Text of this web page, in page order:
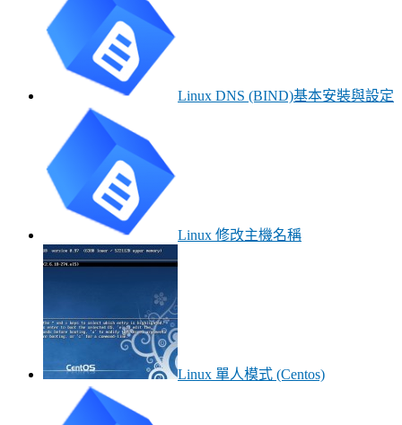
Linux DNS (BIND)基本安裝與設定
Linux 修改主機名稱
Linux 單人模式 (Centos)